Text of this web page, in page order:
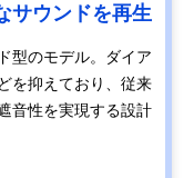
サウンドを再生
型のモデル。ダイア
を抑えており、従来
音性を実現する設計